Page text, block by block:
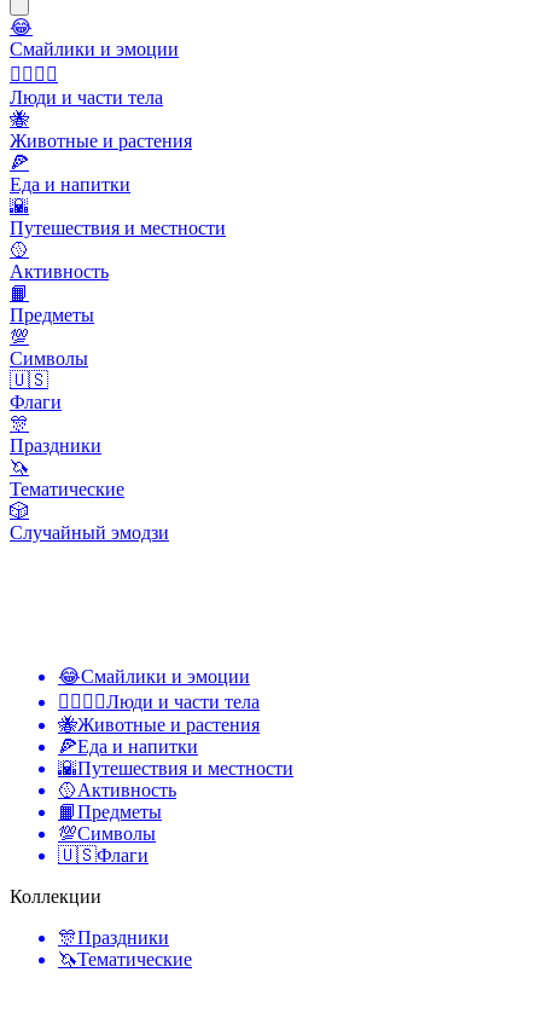
😂
Смайлики и эмоции
👩‍❤️‍💋‍👨
Люди и части тела
🐝
Животные и растения
🍕
Еда и напитки
🌇
Путешествия и местности
🥎
Активность
📙
Предметы
💯
Символы
🇺🇸
Флаги
🎊
Праздники
🦄
Тематические
🎲
Случайный эмодзи
😂Смайлики и эмоции
👩‍❤️‍💋‍👨Люди и части тела
🐝Животные и растения
🍕Еда и напитки
🌇Путешествия и местности
🥎Активность
📙Предметы
💯Символы
🇺🇸Флаги
Коллекции
🎊Праздники
🦄Тематические